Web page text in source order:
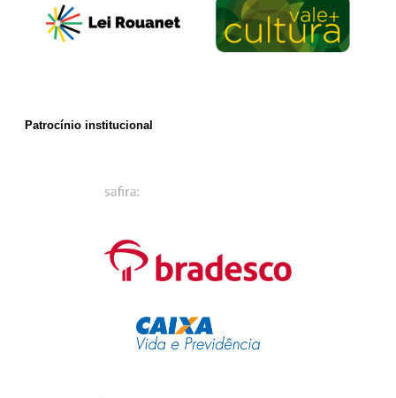
Patrocínio institucional